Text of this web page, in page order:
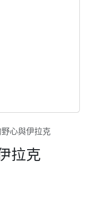
心與伊拉克
拉克